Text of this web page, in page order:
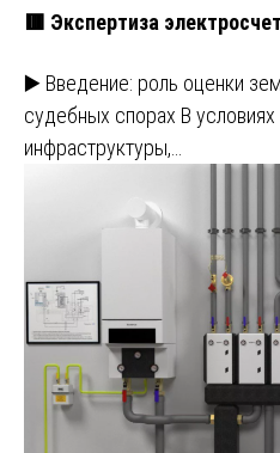
🟥 Экспертиза
▶️ Введение: роль оценки
судебных спорах В условиях
инфраструктуры,…